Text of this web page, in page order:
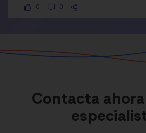
0 0
Contacta